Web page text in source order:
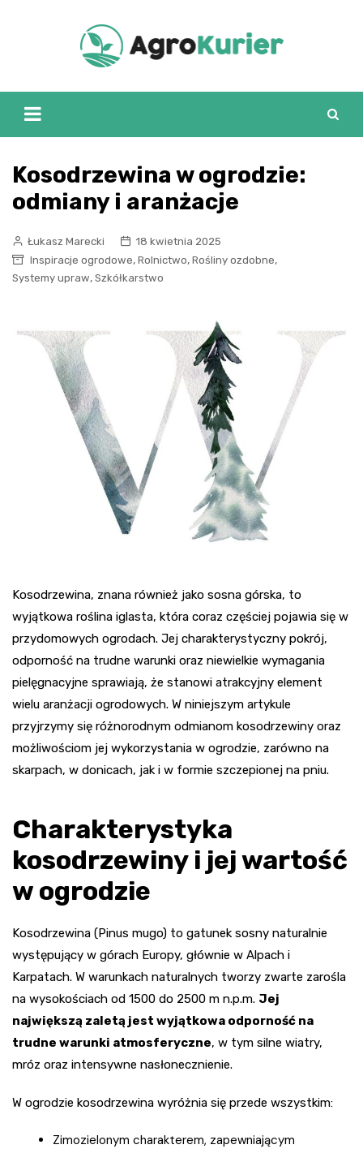
Kosodrzewina w ogrodzie:
odmiany i aranżacje
Łukasz Marecki
18 kwietnia 2025
Inspiracje ogrodowe, Rolnictwo, Rośliny ozdobne,
Systemy upraw, Szkółkarstwo
Kosodrzewina, znana również jako sosna górska, to
wyjątkowa roślina iglasta, która coraz częściej pojawia się w
przydomowych ogrodach. Jej charakterystyczny pokrój,
odporność na trudne warunki oraz niewielkie wymagania
pielęgnacyjne sprawiają, że stanowi atrakcyjny element
wielu aranżacji ogrodowych. W niniejszym artykule
przyjrzymy się różnorodnym odmianom kosodrzewiny oraz
możliwościom jej wykorzystania w ogrodzie, zarówno na
skarpach, w donicach, jak i w formie szczepionej na pniu.
Charakterystyka
kosodrzewiny i jej wartość
w ogrodzie
Kosodrzewina (Pinus mugo) to gatunek sosny naturalnie
występujący w górach Europy, głównie w Alpach i
Karpatach. W warunkach naturalnych tworzy zwarte zarośla
na wysokościach od 1500 do 2500 m n.p.m. Jej
największą zaletą jest wyjątkowa odporność na
trudne warunki atmosferyczne, w tym silne wiatry,
mróz oraz intensywne nasłonecznienie.
W ogrodzie kosodrzewina wyróżnia się przede wszystkim:
Zimozielonym charakterem, zapewniającym